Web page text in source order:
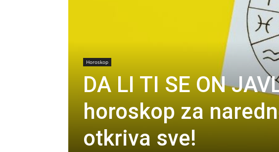
Horoskop
DA LI TI SE ON
horoskop za
otkriva sve!